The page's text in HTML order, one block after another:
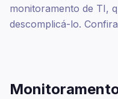
monitoramento de TI,
descomplicá-lo.